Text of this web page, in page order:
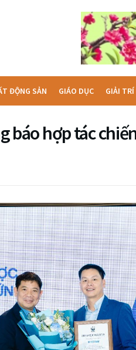
ĐỘNG SẢN GIÁO DỤC GIẢI TRÍ
báo hợp tác